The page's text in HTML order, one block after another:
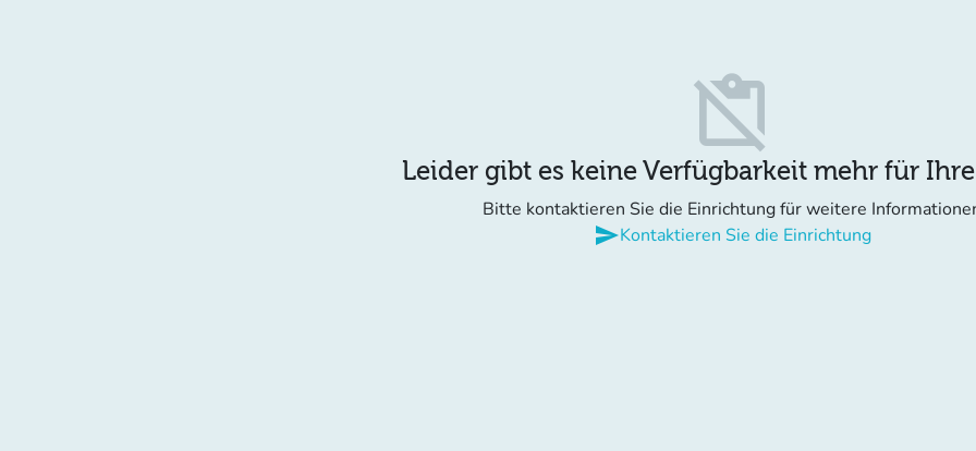
content_paste_off
Leider gibt es keine Verfügbarkeit mehr für
Bitte kontaktieren Sie die Einrichtung für weitere
sendKontaktieren Sie die Einrichtung